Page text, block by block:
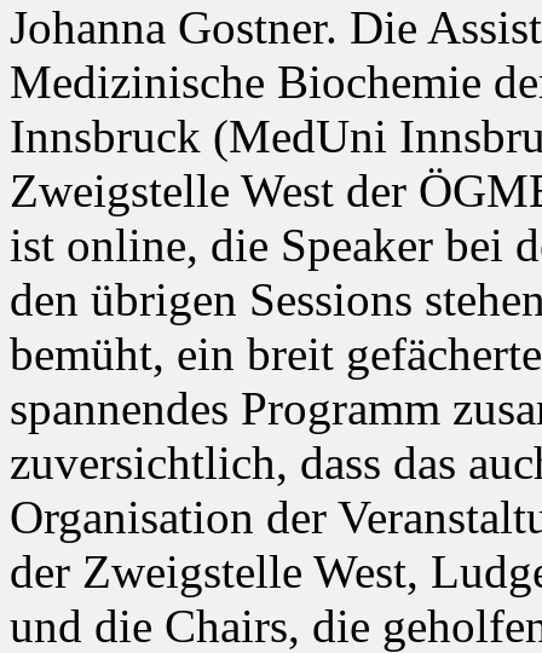
Johanna Gostner. Die
Medizinische Biochemie
Innsbruck (MedUni
Zweigstelle West der
ist online, die Speaker bei
den übrigen Sessions
bemüht, ein breit
spannendes Programm
zuversichtlich, dass das
Organisation der
der Zweigstelle West,
und die Chairs, die